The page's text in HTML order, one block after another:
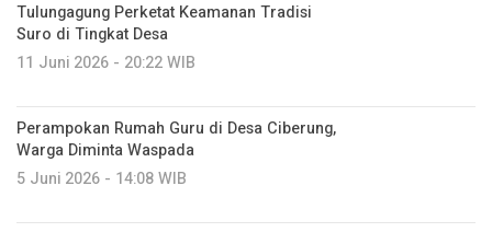
Tulungagung Perketat Keamanan Tradisi
Suro di Tingkat Desa
11 Juni 2026 - 20:22 WIB
Perampokan Rumah Guru di Desa Ciberung,
Warga Diminta Waspada
5 Juni 2026 - 14:08 WIB